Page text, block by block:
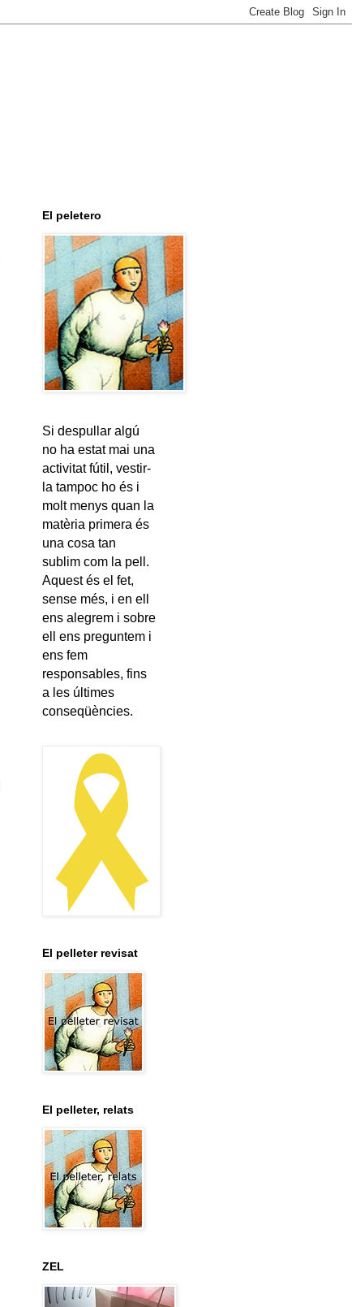
El peletero
Si despullar algú
no ha estat mai una
activitat fútil, vestir-
la tampoc ho és i
molt menys quan la
matèria primera és
una cosa tan
sublim com la pell.
Aquest és el fet,
sense més, i en ell
ens alegrem i sobre
ell ens preguntem i
ens fem
responsables, fins
a les últimes
conseqüències.
El pelleter revisat
El pelleter, relats
ZEL